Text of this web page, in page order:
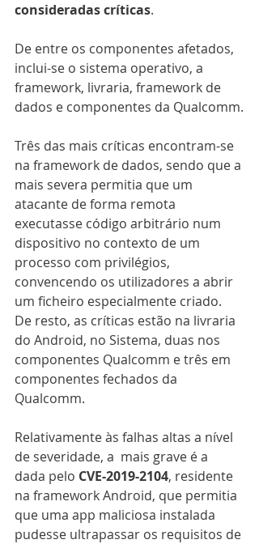
consideradas críticas.
De entre os componentes afetados,
inclui-se o sistema operativo, a
framework, livraria, framework de
dados e componentes da Qualcomm.
Três das mais críticas encontram-se
na framework de dados, sendo que a
mais severa permitia que um
atacante de forma remota
executasse código arbitrário num
dispositivo no contexto de um
processo com privilégios,
convencendo os utilizadores a abrir
um ficheiro especialmente criado.
De resto, as críticas estão na livraria
do Android, no Sistema, duas nos
componentes Qualcomm e três em
componentes fechados da
Qualcomm.
Relativamente às falhas altas a nível
de severidade, a  mais grave é a
dada pelo CVE-2019-2104, residente
na framework Android, que permitia
que uma app maliciosa instalada
pudesse ultrapassar os requisitos de